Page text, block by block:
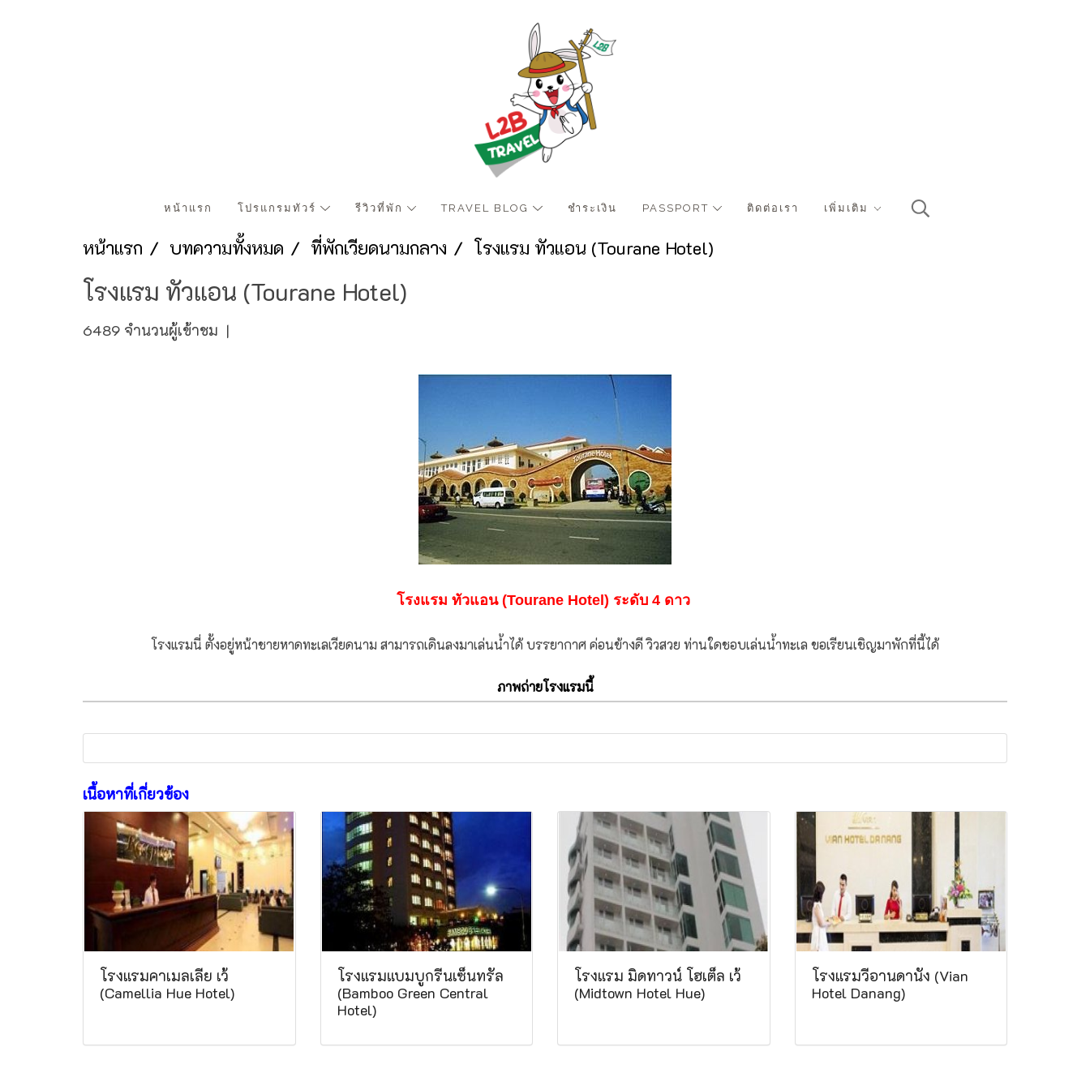
หน้าแรก โปรแกรมทัวร์ รีวิวที่พัก TRAVEL BLOG ชำระเงิน PASSPORT ติดต่อเรา เพิ่มเติม
หน้าแรก บทความทั้งหมด ที่พักเวียดนามกลาง โรงแรม ทัวแอน (Tourane Hotel)
โรงแรม ทัวแอน (Tourane Hotel)
6489 จำนวนผู้เข้าชม |
โรงแรม ทัวแอน (Tourane Hotel) ระดับ 4 ดาว
โรงแรมนี่ ตั้งอยู่หน้าชายหาดทะเลเวียดนาม สามารถเดินลงมาเล่นน้ำได้ บรรยากาศ ค่อนข้างดี วิวสวย ท่านใดชอบเล่นน้ำทะเล ขอเรียนเชิญมาพักที่นี้ได้
ภาพถ่ายโรงแรมนี้
เนื้อหาที่เกี่ยวข้อง
โรงแรมคาเมลเลีย เว้
(Camellia Hue Hotel)
โรงแรมแบมบูกรีนเซ็นทรัล
(Bamboo Green Central
Hotel)
โรงแรม มิดทาวน์ โฮเต็ล เว้
(Midtown Hotel Hue)
โรงแรมวีอานดานัง (Vian
Hotel Danang)